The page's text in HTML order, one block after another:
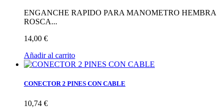
ENGANCHE RAPIDO PARA MANOMETRO HEMBRA
ROSCA...
14,00 €
Añadir al carrito
CONECTOR 2 PINES CON CABLE
10,74 €